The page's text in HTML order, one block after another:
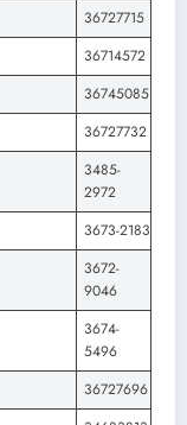
36727715
36714572
36745085
36727732
3485-
2972
3673-2183
3672-
9046
3674-
5496
36727696